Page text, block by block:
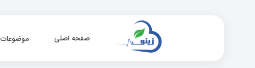
صفحه اصلی موضوعات